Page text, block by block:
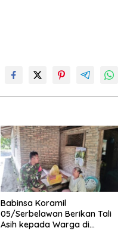
Babinsa Koramil
05/Serbelawan Berikan Tali
Asih kepada Warga di